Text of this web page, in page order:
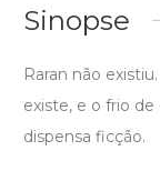
Sinopse
Raran não
existe, e o frio
dispensa ficção.